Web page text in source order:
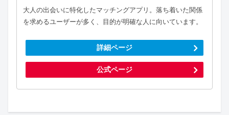
大人の出会いに特化したマッチングアプリ。落ち着いた関係
を求めるユーザーが多く、目的が明確な人に向いています。
詳細ページ
公式ページ